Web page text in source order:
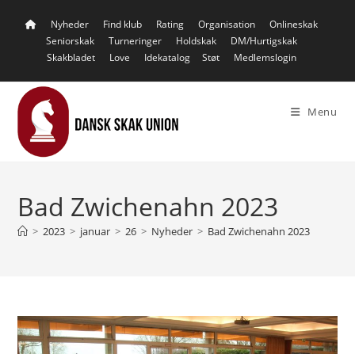
Nyheder Find klub Rating Organisation
Onlineskak
Seniorskak
Turneringer Holdskak
DM/Hurtigskak
Skakbladet
Love Idekatalog Støt Medlemslogin
Menu
Bad Zwichenahn 2023
> 2023 > januar > 26 > Nyheder > Bad Zwichenahn 2023